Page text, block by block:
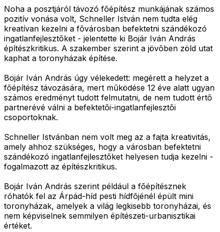
Noha a posztjáról távozó fõépítész munkájának számos
pozitív vonása volt, Schneller István nem tudta elég
kreatívan kezelni a fõvárosban befektetni szándékozó
ingatlanfejlesztõket - jelentette ki Bojár Iván András
építészkritikus. A szakember szerint a jövõben zöld utat
kaphat a toronyházak építése.
Bojár Iván András úgy vélekedett: megérett a helyzet a
fõépítész távozására, mert mûködése 12 éve alatt ugyan
számos eredményt tudott felmutatni, de nem tudott értõ
partnerévé válni a befektetõi-ingatlanfejlesztõi
csoportoknak.
Schneller Istvánban nem volt meg az a fajta kreativitás,
amely ahhoz szükséges, hogy a városban befektetni
szándékozó ingatlanfejlesztõket helyesen tudja kezelni -
fogalmazott az építészkritikus.
Bojár Iván András szerint például a fõépítésznek
róhatók fel az Árpád-híd pesti hídfõjénél épült mini
toronyházak, amelyek a világ legkisebb toronyházai, és
nem képviselnek semmilyen építészeti-urbanisztikai
értéket.